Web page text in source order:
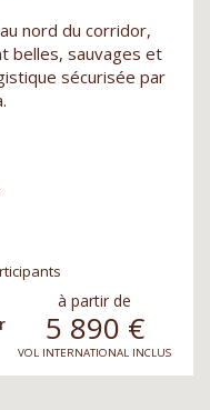
nord du corridor,
belles, sauvages et
sécurisée par
à partir de
5 890 €
VOL INTERNATIONAL INCLUS